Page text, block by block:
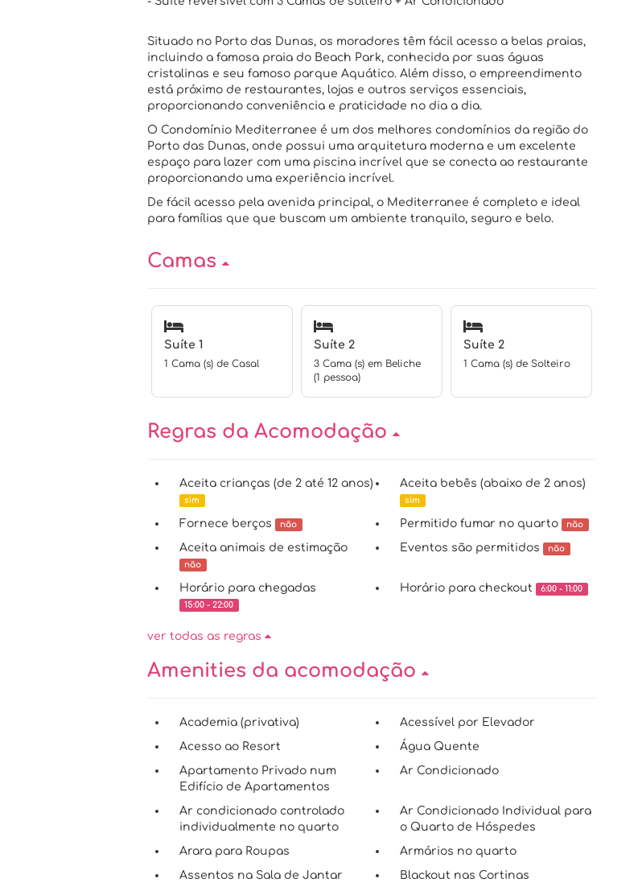
Situado no Porto das Dunas, os moradores têm fácil acesso a belas praias,
incluindo a famosa praia do Beach Park, conhecida por suas águas
cristalinas e seu famoso parque Aquático. Além disso, o empreendimento
está próximo de restaurantes, lojas e outros serviços essenciais,
proporcionando conveniência e praticidade no dia a dia.
O Condomínio Mediterranee é um dos melhores condomínios da região do
Porto das Dunas, onde possui uma arquitetura moderna e um excelente
espaço para lazer com uma piscina incrível que se conecta ao restaurante
proporcionando uma experiência incrível.
De fácil acesso pela avenida principal, o Mediterranee é completo e ideal
para famílias que que buscam um ambiente tranquilo, seguro e belo.
Camas
Suíte 1
1 Cama (s) de Casal
Suíte 2
3 Cama (s) em Beliche
(1 pessoa)
Suíte 2
1 Cama (s) de Solteiro
Regras da Acomodação
Aceita crianças (de 2 até 12 anos)
sim
Aceita bebês (abaixo de 2 anos)
sim
Fornece berços não Permitido fumar no quarto não
Aceita animais de estimação
não
Eventos são permitidos não
Horário para chegadas
15:00 - 22:00
Horário para checkout 6:00 - 11:00
ver todas as regras
Amenities da acomodação
Academia (privativa)
Acessível por Elevador
Acesso ao Resort
Água Quente
Apartamento Privado num
Edifício de Apartamentos
Ar Condicionado
Ar condicionado controlado
individualmente no quarto
Ar Condicionado Individual para
o Quarto de Hóspedes
Arara para Roupas
Armários no quarto
Assentos na Sala de Jantar
Blackout nas Cortinas